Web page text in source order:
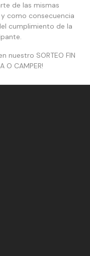
de las mismas
como consecuencia
cumplimiento de la
nuestro SORTEO FIN
O CAMPER!